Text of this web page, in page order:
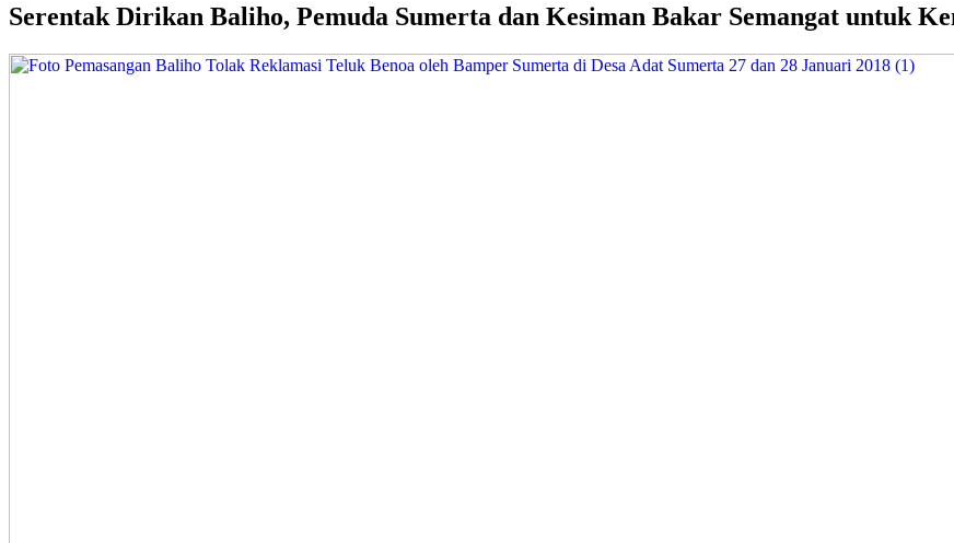
Serentak Dirikan Baliho, Pemuda Sumerta dan Kesiman Bakar Semangat untuk